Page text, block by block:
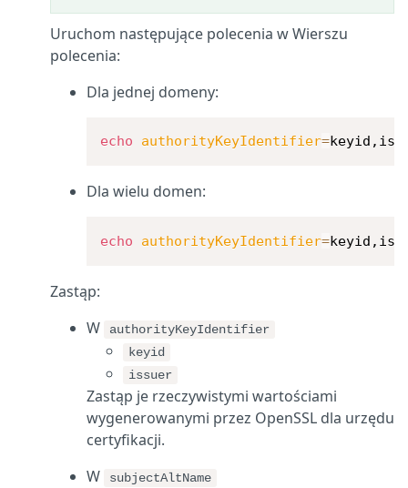
Uruchom następujące polecenia w Wierszu
polecenia:
Dla jednej domeny:
echo authorityKeyIdentifier=
Dla wielu domen:
echo authorityKeyIdentifier=
Zastąp:
W
authorityKeyIdentifier
keyid
issuer
Zastąp je rzeczywistymi wartościami
wygenerowanymi przez OpenSSL dla urzędu
certyfikacji.
W
subjectAltName